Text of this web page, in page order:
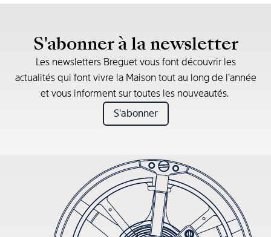
S'abonner à la newsletter
Les newsletters Breguet vous font découvrir les
actualités qui font vivre la Maison tout au long de l’année
et vous informent sur toutes les nouveautés.
S'abonner